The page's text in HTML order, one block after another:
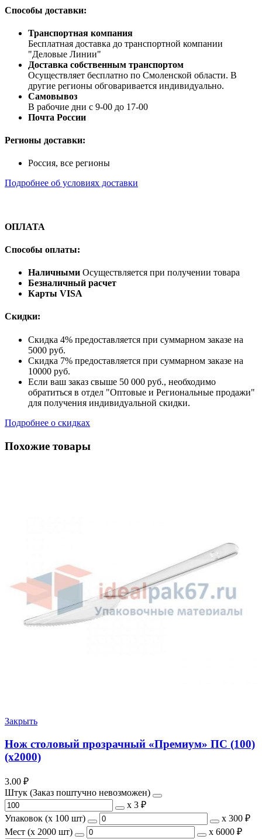
Способы доставки:
Транспортная компания
Бесплатная доставка до транспортной компании
"Деловые Линии"
Доставка собственным транспортом
Осуществляет бесплатно по Смоленской области. В
другие регионы обговаривается индивидуально.
Самовывоз
В рабочие дни с 9-00 до 17-00
Почта России
Регионы доставки:
Россия, все регионы
Подробнее об условиях доставки
ОПЛАТА
Способы оплаты:
Наличными Осуществляется при получении товара
Безналичный расчет
Карты VISA
Скидки:
Скидка 4% предоставляется при суммарном заказе на
5000 руб.
Скидка 7% предоставляется при суммарном заказе на
10000 руб.
Если ваш заказ свыше 50 000 руб., необходимо
обратиться в отдел "Оптовые и Региональные продажи"
для получения индивидуальной скидки.
Подробнее о скидках
Похожие товары
Закрыть
Нож столовый прозрачный «Премиум» ПС (100)
(х2000)
3.00 ₽
Штук (Заказ поштучно невозможен)
х 3 ₽
Упаковок (x 100 шт)
х 300 ₽
Мест (x 2000 шт)
х 6000 ₽